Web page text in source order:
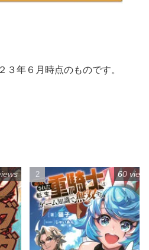
年６月時点のものです。
60